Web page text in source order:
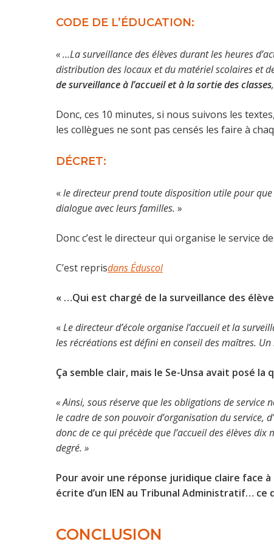
CODE DE L’ÉDUCATION:
« …La surveillance des élèves durant les heures
distribution des locaux et du matériel scolaires et
de surveillance à l’accueil et à la sortie des classes
Donc, ces 10 minutes, si nous suivons les
les collègues ne sont pas censés les faire à
DÉCRET:
«le directeur prend toute disposition utile pour que
dialogue avec leurs familles. »
Donc c’est le directeur qui organise le service
C’est reprisdans Éduscol
« …Qui est chargé de la surveillance des
«Le directeur d’école organise l’accueil et la
les récréations est défini en conseil des maîtres.
Ça semble clair, mais le Se-Unsa avait posé la
« Ainsi, sous réserve que les obligations de
le cadre de son pouvoir d’organisation du service,
donc de ce qui précède que l’accueil des élèves
degré. »
Pour avoir une réponse juridique claire face
écrite d’un IEN au Tribunal Administratif… ce
CONCLUSION